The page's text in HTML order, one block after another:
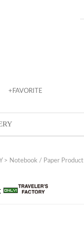
+FAVORITE
> Notebook / Paper Product